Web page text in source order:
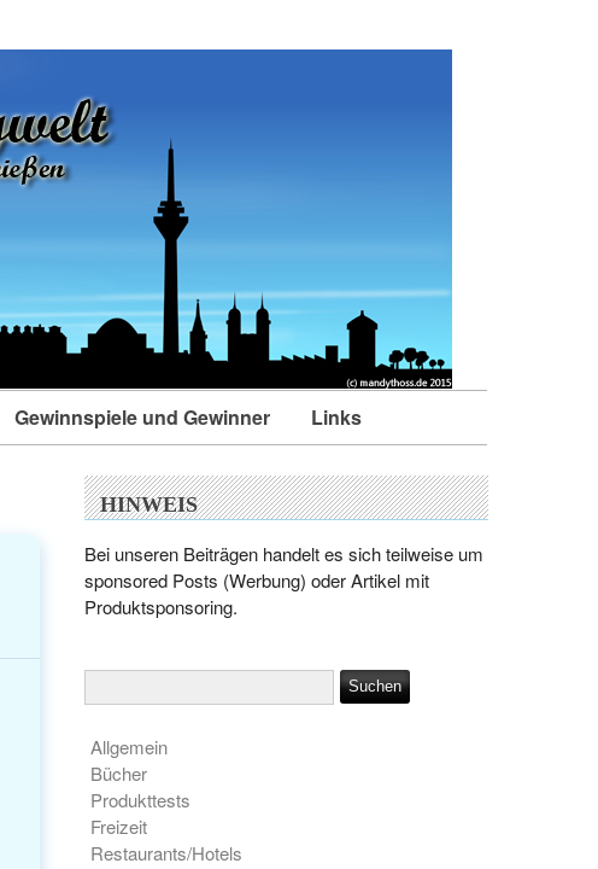
Gewinnspiele und Gewinner Links
HINWEIS
Bei unseren Beiträgen handelt es sich teilweise um
sponsored Posts (Werbung) oder Artikel mit
Produktsponsoring.
Allgemein
Bücher
Produkttests
Freizeit
Restaurants/Hotels